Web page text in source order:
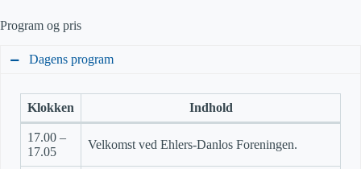
Program og pris
Dagens program
Klokken Indhold
17.00 –
17.05
Velkomst ved Ehlers-Danlos Foreningen.